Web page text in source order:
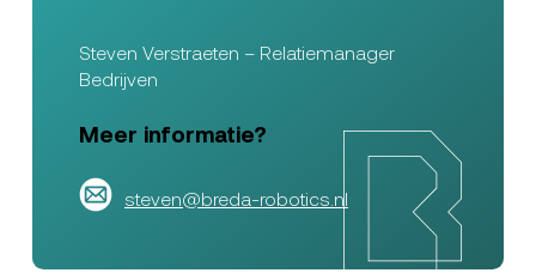
Steven Verstraeten – Relatiemanager
Bedrijven
Meer informatie?
steven@breda-robotics.nl